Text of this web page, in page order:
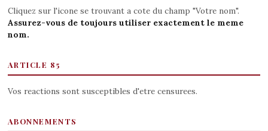
Cliquez sur l'icone se trouvant a cote du champ "Votre nom".
Assurez-vous de toujours utiliser exactement le meme
nom.
ARTICLE 85
Vos reactions sont susceptibles d'etre censurees.
ABONNEMENTS